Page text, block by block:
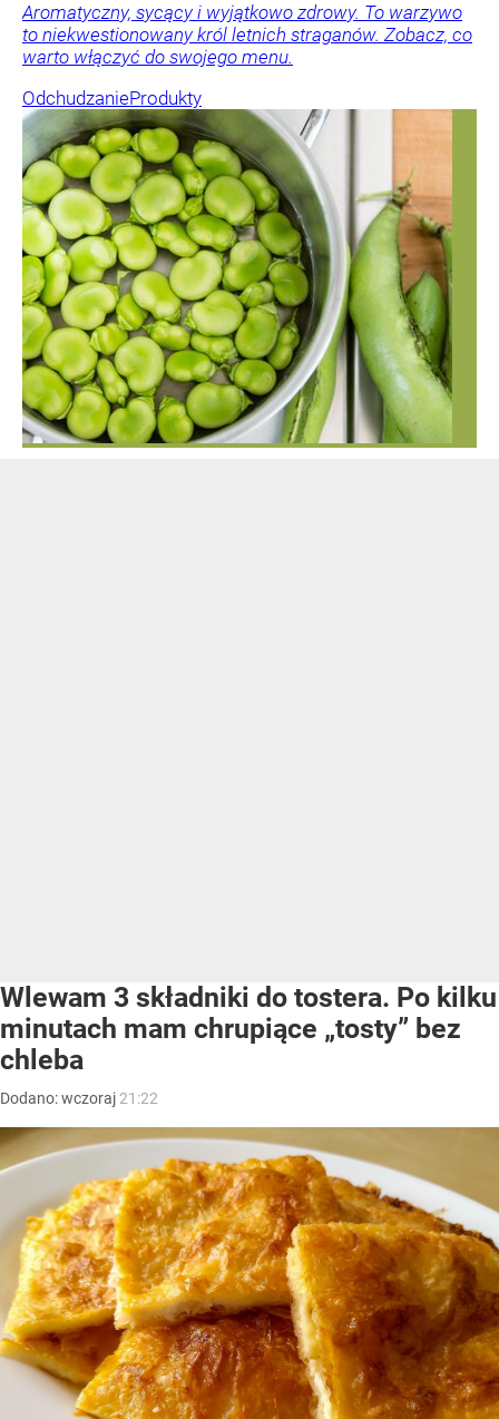
Aromatyczny, sycący i wyjątkowo zdrowy. To warzywo
to niekwestionowany król letnich straganów. Zobacz, co
warto włączyć do swojego menu.
OdchudzanieProdukty
Wlewam 3 składniki do tostera. Po kilku
minutach mam chrupiące „tosty” bez
chleba
Dodano:wczoraj 21:22